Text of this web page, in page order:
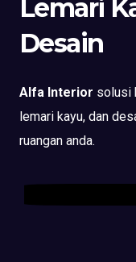
Lemari
Desain
Alfa Interior solusi
lemari kayu, dan
ruangan anda.